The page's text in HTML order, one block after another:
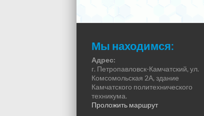
Мы находимся:
Адрес:
г. Петропавловск-Камчатский, ул.
Комсомольская 2А, здание
Камчатского политехнического
техникума.
Проложить маршрут